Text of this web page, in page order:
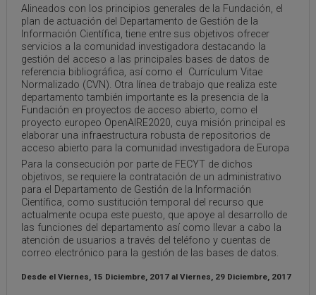
Alineados con los principios generales de la Fundación, el
plan de actuación del Departamento de Gestión de la
Información Científica, tiene entre sus objetivos ofrecer
servicios a la comunidad investigadora destacando la
gestión del acceso a las principales bases de datos de
referencia bibliográfica, así como el Currículum Vitae
Normalizado (CVN). Otra línea de trabajo que realiza este
departamento también importante es la presencia de la
Fundación en proyectos de acceso abierto, como el
proyecto europeo OpenAIRE2020, cuya misión principal es
elaborar una infraestructura robusta de repositorios de
acceso abierto para la comunidad investigadora de Europa
Para la consecución por parte de FECYT de dichos
objetivos, se requiere la contratación de un administrativo
para el Departamento de Gestión de la Información
Científica, como sustitución temporal del recurso que
actualmente ocupa este puesto, que apoye al desarrollo de
las funciones del departamento así como llevar a cabo la
atención de usuarios a través del teléfono y cuentas de
correo electrónico para la gestión de las bases de datos.
Desde el Viernes, 15 Diciembre, 2017al Viernes, 29 Diciembre, 2017